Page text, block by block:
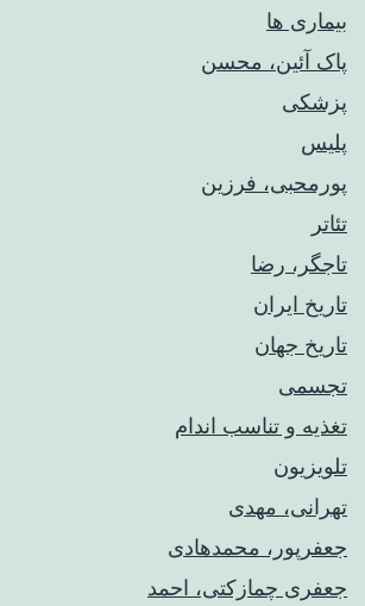
بیماری ها
پاک آئین، محسن
پزشکی
پلیس
پورمحبی، فرزین
تئاتر
تاجگر، رضا
تاریخ ایران
تاریخ جهان
تجسمی
تغذیه و تناسب اندام
تلویزیون
تهرانی، مهدی
جعفرپور، محمدهادی
جعفری چمازکتی، احمد